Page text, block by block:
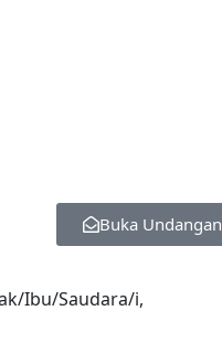
Buka Undangan
Ibu/Saudara/i,